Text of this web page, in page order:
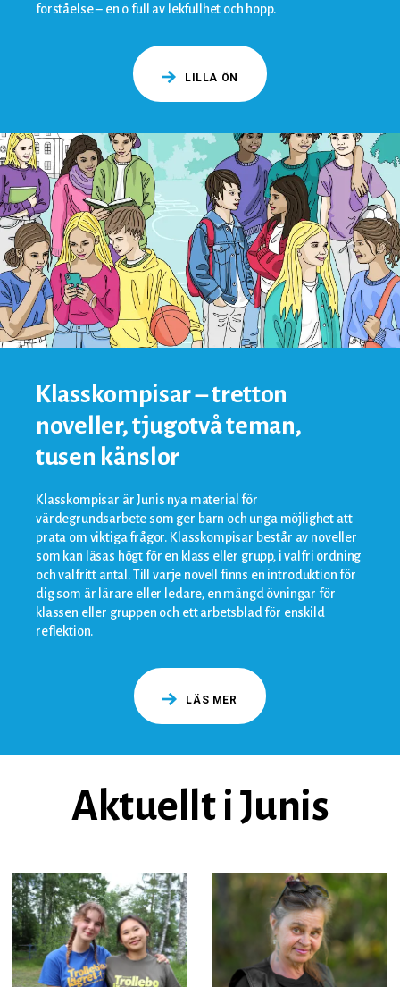
förståelse – en ö full av lekfullhet och hopp.
LILLA ÖN
Klasskompisar – tretton
noveller, tjugotvå teman,
tusen känslor
Klasskompisar är Junis nya material för
värdegrundsarbete som ger barn och unga möjlighet att
prata om viktiga frågor. Klasskompisar består av noveller
som kan läsas högt för en klass eller grupp, i valfri ordning
och valfritt antal. Till varje novell finns en introduktion för
dig som är lärare eller ledare, en mängd övningar för
klassen eller gruppen och ett arbetsblad för enskild
reflektion.
LÄS MER
Aktuellt i Junis